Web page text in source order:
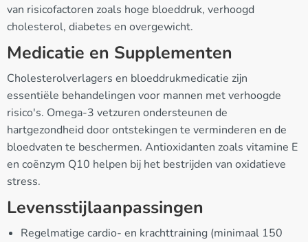
van risicofactoren zoals hoge bloeddruk, verhoogd
cholesterol, diabetes en overgewicht.
Medicatie en Supplementen
Cholesterolverlagers en bloeddrukmedicatie zijn
essentiële behandelingen voor mannen met verhoogde
risico's. Omega-3 vetzuren ondersteunen de
hartgezondheid door ontstekingen te verminderen en de
bloedvaten te beschermen. Antioxidanten zoals vitamine E
en coënzym Q10 helpen bij het bestrijden van oxidatieve
stress.
Levensstijlaanpassingen
Regelmatige cardio- en krachttraining (minimaal 150